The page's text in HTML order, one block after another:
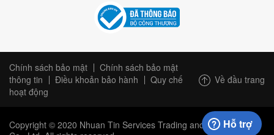
Chính sách bảo mật
Chính sách bảo mật
thông tin
Điều khoản bảo hành
Quy chế
hoạt động
Về đầu trang
Copyright © 2020 Nhuan Tin Services Trading and Investment
Hỗ trợ